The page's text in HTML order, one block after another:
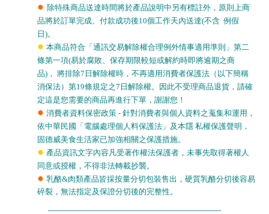
●除特殊商品送達時間將於產品說明中另有標註外，原則上商
品將於訂單完成、付款成功後10個工作天內送達(不含 例假
日)。
● 本商品符合「通訊交易解除權合理例外情事適用準則」第二
條第一項(易於腐敗、保存期限較短或解約時即將逾期之商
品) ， 將排除7 日解除權時，不再適用消費者保護法（以下簡稱
消保法）第19條規定之7 日解除權。因此不受理商品退貨，請確
定這是您需要的商品再進行下單，謝謝您！
● 消費者資料保密政策 -針對消費者與個人資料之蒐集和運用，
依中華民國「電腦處理個人料保護法」及本隱 私權保護聲明，
固德威美食生活家已加強相關之保護措施。
● 產品資訊文字內容凡受著作權法保護者，未事先取得著權人
同意或授權，不得非法轉載抄襲。
● 乳酪&肉類產品皆採按量分切包裝售出，硬質乳酪分切後容易
碎裂，無法指定及保證分切後的完整性。